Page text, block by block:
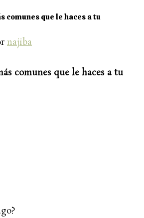
comunes que le haces a tu
najiba
comunes que le haces a tu